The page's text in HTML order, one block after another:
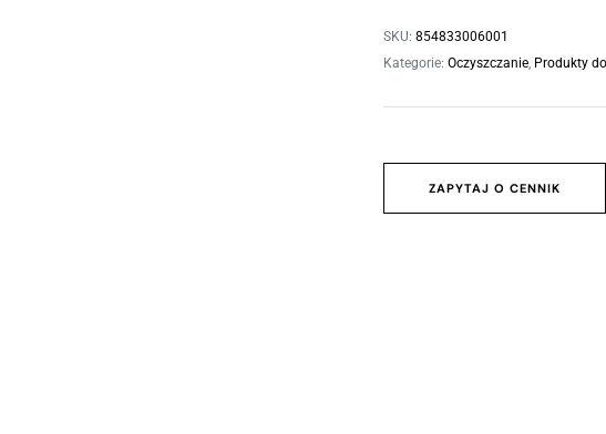
SKU: 854833006001
Kategorie: Oczyszczanie, Produkty
ZAPYTAJ O CENNIK